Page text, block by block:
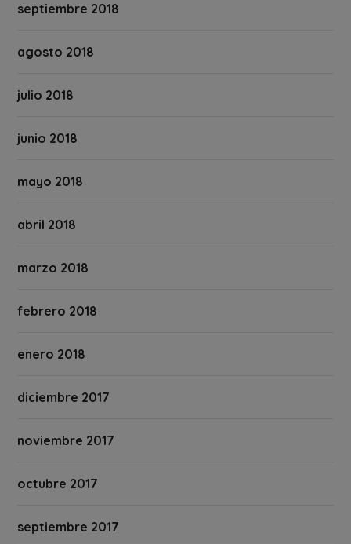
septiembre 2018
agosto 2018
julio 2018
junio 2018
mayo 2018
abril 2018
marzo 2018
febrero 2018
enero 2018
diciembre 2017
noviembre 2017
octubre 2017
septiembre 2017